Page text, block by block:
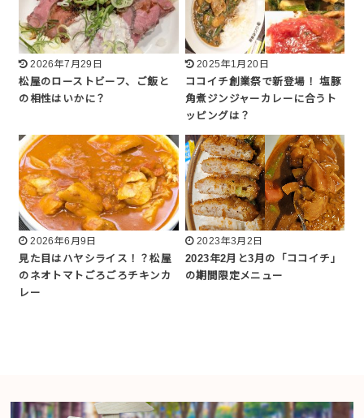
2026年7月29日
松屋のローストビーフ、ご飯と
の相性はいかに？
2025年1月20日
ココイチ創業祭で新登場！ 塩豚
角煮ジンジャーカレーに合うト
ッピングは？
2026年6月9日
見た目はハヤシライス！？松屋
のネオトマトごろごろチキンカ
レー
2023年3月2日
2023年2月と3月の「ココイチ」
の期間限定メニュー